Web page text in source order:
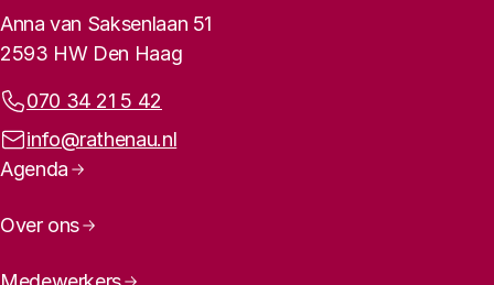
Contactinformatie
Anna van Saksenlaan 51
2593 HW Den Haag
Telefoonnummer:
070 34 21 5 42
E-mailadres:
info@rathenau.nl
Paginanavigatie
Agenda
Over ons